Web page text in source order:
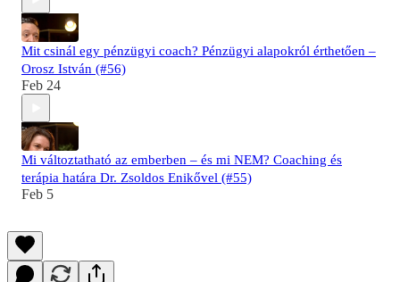
Mit csinál egy pénzügyi coach? Pénzügyi alapokról érthetően –
Orosz István (#56)
Feb 24
Mi változtatható az emberben – és mi NEM? Coaching és
terápia határa Dr. Zsoldos Enikővel (#55)
Feb 5